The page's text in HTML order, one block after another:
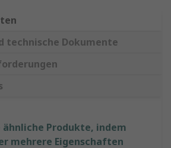
technische Dokumente
ähnliche Produkte, indem
mehrere Eigenschaften